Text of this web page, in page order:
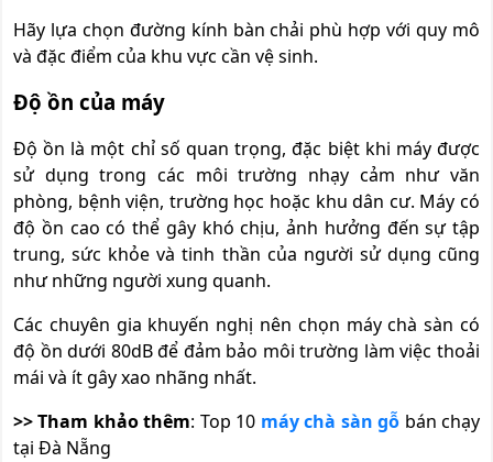
Hãy lựa chọn đường kính bàn chải phù hợp với quy mô
và đặc điểm của khu vực cần vệ sinh.
Độ ồn của máy
Độ ồn là một chỉ số quan trọng, đặc biệt khi máy được
sử dụng trong các môi trường nhạy cảm như văn
phòng, bệnh viện, trường học hoặc khu dân cư. Máy có
độ ồn cao có thể gây khó chịu, ảnh hưởng đến sự tập
trung, sức khỏe và tinh thần của người sử dụng cũng
như những người xung quanh.
Các chuyên gia khuyến nghị nên chọn máy chà sàn có
độ ồn dưới 80dB để đảm bảo môi trường làm việc thoải
mái và ít gây xao nhãng nhất.
>> Tham khảo thêm: Top 10 máy chà sàn gỗ bán chạy
tại Đà Nẵng